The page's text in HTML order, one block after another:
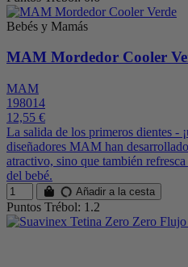
Bebés y Mamás
MAM Mordedor Cooler
MAM
198014
12,55 €
La salida de los primeros dientes -
diseñadores MAM han
atractivo, sino que también
del bebé.
Añadir a la cesta
Puntos Trébol: 1.2